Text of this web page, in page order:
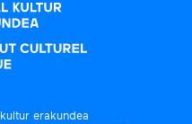
kultur erakundea